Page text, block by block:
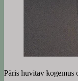
Päris huvitav kogemus